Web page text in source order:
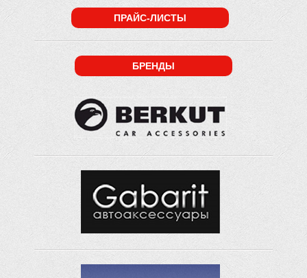
ПРАЙС-ЛИСТЫ
БРЕНДЫ